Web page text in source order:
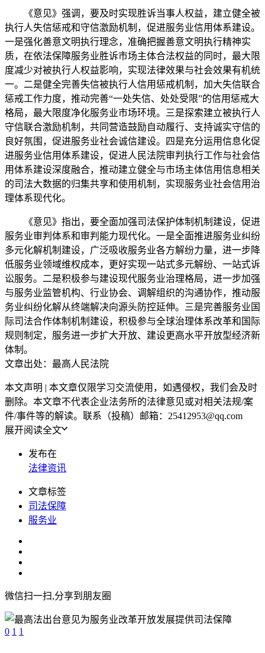
《意见》强调，要及时实现胜诉当事人权益，建立健全被
执行人失信惩戒和守信激励机制，促进服务业信用体系建设。
一是强化善意文明执行理念，准确把握善意文明执行精神实
质，在依法保障服务业胜诉市场主体合法权益的同时，最大限
度减少对被执行人权益影响，实现法律效果与社会效果有机统
一。二是健全完善失信被执行人信用惩戒机制，加大失信联合
惩戒工作力度，推动完善“一处失信、处处受限”的信用惩戒大
格局，最大限度净化服务业市场环境。三是探索建立被执行人
守信联合激励机制，共同营造鼓励自动履行、支持诚实守信的
良好氛围，促进服务业社会诚信建设。四是充分运用信息化促
进服务业信用体系建设，促进人民法院审判执行工作与社会信
用体系建设深度融合，推动建立健全与市场主体信用信息相关
的司法大数据的归集共享和使用机制，实现服务业社会信用治
理体系现代化。
《意见》指出，要全面加强司法保护体制机制建设，促进
服务业审判体系和审判能力现代化。一是全面推进服务业纠纷
多元化解机制建设，广泛吸收服务业各方解纷力量，进一步降
低服务业领域维权成本，更好实现一站式多元解纷、一站式诉
讼服务。二是积极参与建设现代服务业治理格局，进一步加强
与服务业监管机构、行业协会、调解组织的沟通协作，推动服
务业纠纷化解从终端解决向源头防控延伸。三是完善服务业国
际司法合作体制机制建设，积极参与全球治理体系改革和国际
规则制定，服务进一步扩大开放、建设更高水平开放型经济新
体制。
文章出处：最高人民法院
本文声明 | 本文章仅限学习交流使用，如遇侵权，我们会及时
删除。本文章不代表企业法务所的法律意见或对相关法规/案
件/事件等的解读。联系（投稿）邮箱：25412953@qq.com
展开阅读全文
发布在
法律资讯
文章标签
司法保障
服务业
微信扫一扫,分享到朋友圈
0 1 1